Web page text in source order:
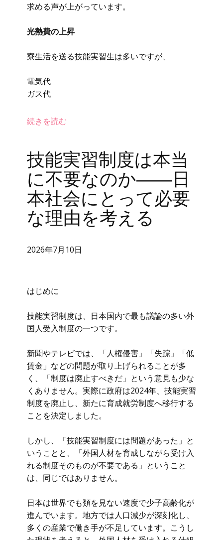
求める声が上がっています。
光熱費の上昇
寮生活を送る技能実習生は多いですが、
電気代
ガス代
続きを読む
技能実習制度は本当
に不要なのか――日
本社会にとって必要
な理由を考える
2026年7月10日
はじめに
技能実習制度は、日本国内で最も議論の多い外
国人受入制度の一つです。
新聞やテレビでは、「人権侵害」「失踪」「低
賃金」などの問題が取り上げられることが多
く、「制度は廃止すべきだ」という意見も少な
くありません。実際に政府は2024年、技能実習
制度を廃止し、新たに育成就労制度へ移行する
ことを決定しました。
しかし、「技能実習制度には問題があった」と
いうことと、「外国人材を育成しながら受け入
れる制度そのものが不要である」ということ
は、同じではありません。
日本は世界でも類を見ない速度で少子高齢化が
進んでいます。地方では人口減少が深刻化し、
多くの産業で働き手が不足しています。こうし